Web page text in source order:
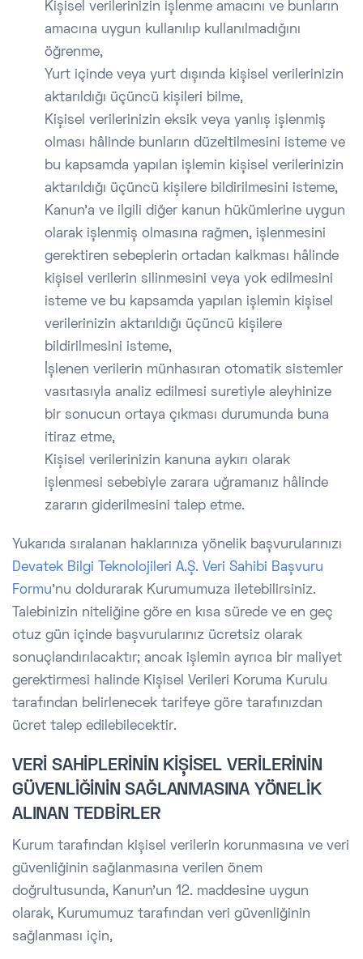
Kişisel verilerinizin işlenme amacını ve bunların
amacına uygun kullanılıp kullanılmadığını
öğrenme,
Yurt içinde veya yurt dışında kişisel verilerinizin
aktarıldığı üçüncü kişileri bilme,
Kişisel verilerinizin eksik veya yanlış işlenmiş
olması hâlinde bunların düzeltilmesini isteme ve
bu kapsamda yapılan işlemin kişisel verilerinizin
aktarıldığı üçüncü kişilere bildirilmesini isteme,
Kanun’a ve ilgili diğer kanun hükümlerine uygun
olarak işlenmiş olmasına rağmen, işlenmesini
gerektiren sebeplerin ortadan kalkması hâlinde
kişisel verilerin silinmesini veya yok edilmesini
isteme ve bu kapsamda yapılan işlemin kişisel
verilerinizin aktarıldığı üçüncü kişilere
bildirilmesini isteme,
İşlenen verilerin münhasıran otomatik sistemler
vasıtasıyla analiz edilmesi suretiyle aleyhinize
bir sonucun ortaya çıkması durumunda buna
itiraz etme,
Kişisel verilerinizin kanuna aykırı olarak
işlenmesi sebebiyle zarara uğramanız hâlinde
zararın giderilmesini talep etme.
Yukarıda sıralanan haklarınıza yönelik başvurularınızı
Devatek Bilgi Teknolojileri A.Ş. Veri Sahibi Başvuru
Formu’nu doldurarak Kurumumuza iletebilirsiniz.
Talebinizin niteliğine göre en kısa sürede ve en geç
otuz gün içinde başvurularınız ücretsiz olarak
sonuçlandırılacaktır; ancak işlemin ayrıca bir maliyet
gerektirmesi halinde Kişisel Verileri Koruma Kurulu
tarafından belirlenecek tarifeye göre tarafınızdan
ücret talep edilebilecektir.
VERİ SAHİPLERİNİN KİŞİSEL VERİLERİNİN
GÜVENLİĞİNİN SAĞLANMASINA YÖNELİK
ALINAN TEDBİRLER
Kurum tarafından kişisel verilerin korunmasına ve veri
güvenliğinin sağlanmasına verilen önem
doğrultusunda, Kanun’un 12. maddesine uygun
olarak, Kurumumuz tarafından veri güvenliğinin
sağlanması için,